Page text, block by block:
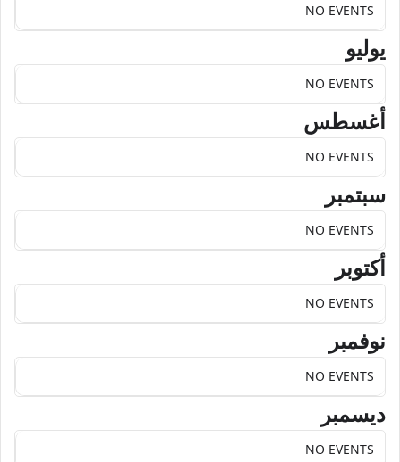
NO EVENTS
يوليو
NO EVENTS
أغسطس
NO EVENTS
سبتمبر
NO EVENTS
أكتوبر
NO EVENTS
نوفمبر
NO EVENTS
ديسمبر
NO EVENTS